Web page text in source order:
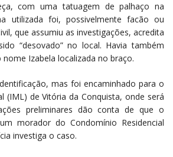
com uma tatuagem de palhaço na
utilizada foi, possivelmente facão ou
que assumiu as investigações, acredita
“desovado” no local. Havia também
Izabela localizada no braço.
mas foi encaminhado para o
(IML) de Vitória da Conquista, onde será
preliminares dão conta de que o
morador do Condomínio Residencial
investiga o caso.